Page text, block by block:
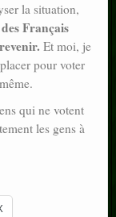
la situation,
Français
Et moi, je
pour voter
qui ne votent
les gens à